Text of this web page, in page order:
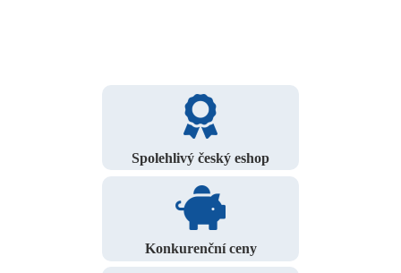
Spolehlivý český eshop
Konkurenční ceny